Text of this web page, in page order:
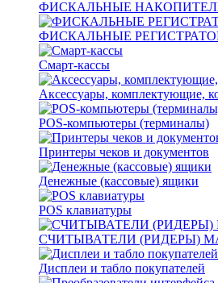
ФИСКАЛЬНЫЕ
ФИСКАЛЬНЫЕ
Смарт-кассы
Аксессуары, комплектующие,
POS-компьютеры (терминалы)
Принтеры чеков и документов
Денежные (кассовые) ящики
POS клавиатуры
СЧИТЫВАТЕЛИ (РИДЕРЫ)
Дисплеи и табло покупателей